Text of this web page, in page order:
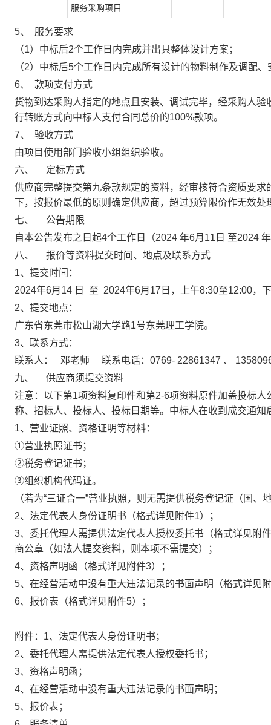
服务采购项目
5、
服务要求
（1）中标后2个工作日内完成并出具整体设计方案；
（2）中标后5个工作日内完成所有设计的物料制作及调配、
6、
款项支付方式
货物到达采购人指定的地点且安装、调试完毕，经采购人
行转账方式向中标人支付合同总价的100%款项。
7、
验收方式
由项目使用部门验收小组组织验收。
六、
定标方式
供应商完整提交第九条款规定的资料，经审核符合资质要
下，按报价最低的原则确定供应商，超过预算限价作无效处
七、
公告期限
自本公告发布之日起4个工作日（2024 年6月 11 日 至2024 年
八、
报价等资料提交时间、地点及联系方式
1、提交时间：
2024年6月 14 日 至 2024年6月 17 日，上午8:30至12:00，
2、提交地点：
广东省东莞市松山湖大学路1号东莞理工学院。
3、联系方式：
联系人：
邓老师 联系电话： 0769- 22861347 、
九、
供应商须提交资料
注意：以下第1项资料复印件和第2-6项资料原件加盖投标人
称、招标人、投标人、投标日期等。中标人在收到成交通
1、营业证照、资格证明等材料：
①营业执照证书；
②税务登记证书；
③组织机构代码证。
（若为“三证合一”营业执照，则无需提供税务登记证（国、
2、法定代表人身份证明书（格式详见附件1）；
3、委托代理人需提供法定代表人授权委托书 （格式详见附件
商公章（如法人提交资料，则本项不需提交）；
4、资格声明函（格式详见附件3）；
5、在经营活动中没有重大违法记录的书面声明（格式详见
6、报价表（格式详见附件5）；
附件： 1、法定代表人身份证明书；
2、委托代理人需提供法定代表人授权委托书 ；
3、资格声明函；
4、在经营活动中没有重大违法记录的书面声明；
5、报价表；